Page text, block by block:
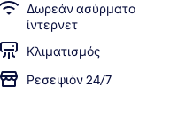
Κλινοσκεπάσματα υψηλής
Δωρεάν ασύρματο
ίντερνετ
Κλιματισμός
Ρεσεψιόν 24/7